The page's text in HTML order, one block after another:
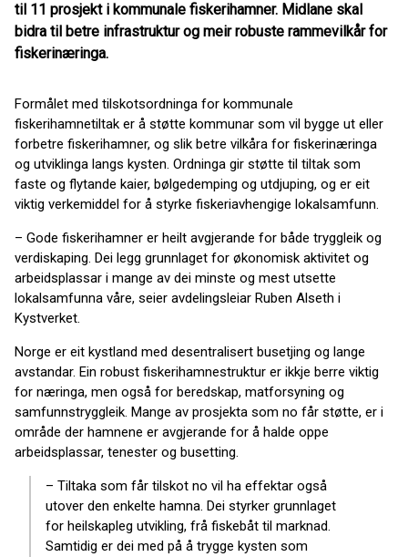
til 11 prosjekt i kommunale fiskerihamner. Midlane skal
bidra til betre infrastruktur og meir robuste rammevilkår for
fiskerinæringa.
Formålet med tilskotsordninga for kommunale
fiskerihamnetiltak er å støtte kommunar som vil bygge ut eller
forbetre fiskerihamner, og slik betre vilkåra for fiskerinæringa
og utviklinga langs kysten. Ordninga gir støtte til tiltak som
faste og flytande kaier, bølgedemping og utdjuping, og er eit
viktig verkemiddel for å styrke fiskeriavhengige lokalsamfunn.
– Gode fiskerihamner er heilt avgjerande for både tryggleik og
verdiskaping. Dei legg grunnlaget for økonomisk aktivitet og
arbeidsplassar i mange av dei minste og mest utsette
lokalsamfunna våre, seier avdelingsleiar Ruben Alseth i
Kystverket.
Norge er eit kystland med desentralisert busetjing og lange
avstandar. Ein robust fiskerihamnestruktur er ikkje berre viktig
for næringa, men også for beredskap, matforsyning og
samfunnstryggleik. Mange av prosjekta som no får støtte, er i
område der hamnene er avgjerande for å halde oppe
arbeidsplassar, tenester og busetting.
– Tiltaka som får tilskot no vil ha effektar også
utover den enkelte hamna. Dei styrker grunnlaget
for heilskapleg utvikling, frå fiskebåt til marknad.
Samtidig er dei med på å trygge kysten som